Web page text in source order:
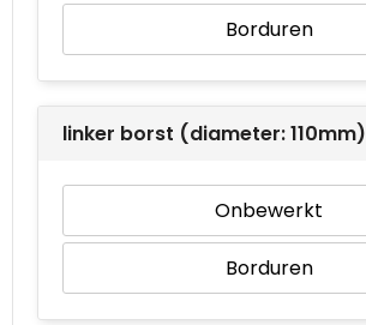
Borduren
linker borst (diameter: 110mm)
Onbewerkt
Borduren